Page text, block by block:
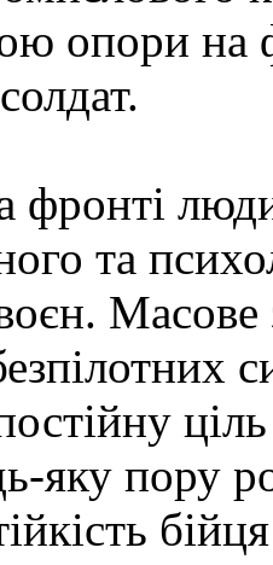
опори на
фронті
та
Масове
яку пору